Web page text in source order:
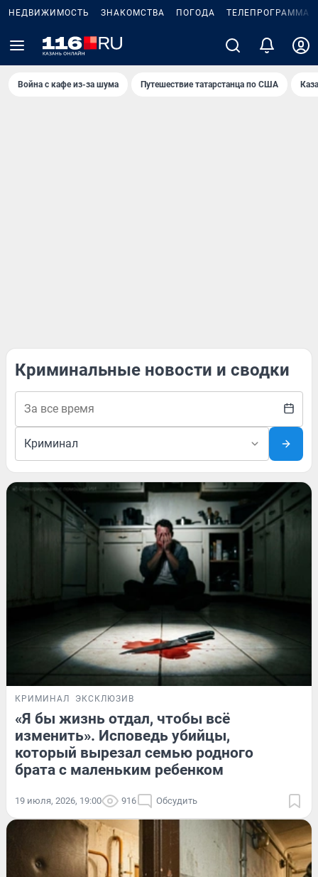
НЕДВИЖИМОСТЬ ЗНАКОМСТВА ПОГОДА ТЕЛЕПРОГРАММА
Война с кафе из-за шума Путешествие татарстанца по США
Криминальные новости и сводки
КРИМИНАЛ ЭКСКЛЮЗИВ
«Я бы жизнь отдал, чтобы всё
изменить». Исповедь убийцы,
который вырезал семью родного
брата с маленьким ребенком
19 июля, 2026, 19:00 916 Обсудить